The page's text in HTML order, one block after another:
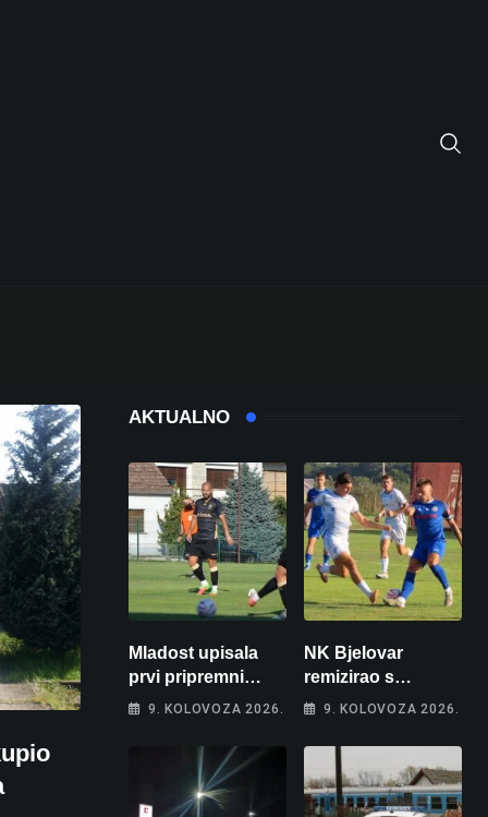
AKTUALNO
Mladost upisala
prvi pripremni
poraz
9. KOLOVOZA 2026.
NK Bjelovar
remizirao s
Križevčanima
9. KOLOVOZA 2026.